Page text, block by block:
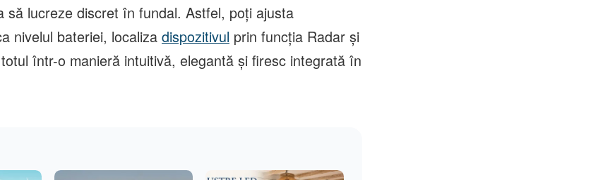
să lucreze discret în fundal. Astfel, poți ajusta
nivelul bateriei, localiza dispozitivul prin funcția Radar și
într-o manieră intuitivă, elegantă și firesc integrată în